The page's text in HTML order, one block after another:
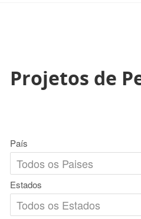
Projetos de
País
Estados